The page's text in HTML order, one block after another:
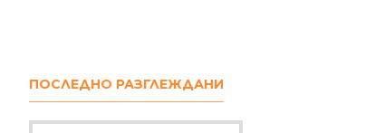
ПОСЛЕДНО РАЗГЛЕЖДАНИ